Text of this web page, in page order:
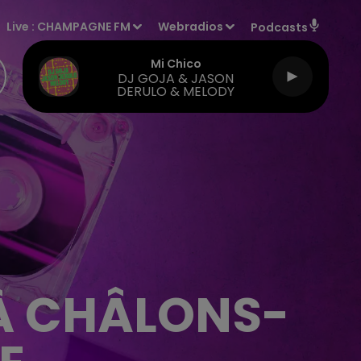
Live : CHAMPAGNE FM Webradios Podcasts
Mi Chico
DJ GOJA & JASON
DERULO & MELODY
CHÂLONS-